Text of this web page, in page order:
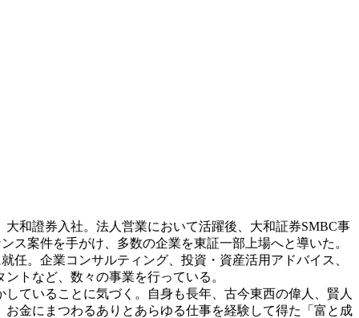
和證券入社。法人営業において活躍後、大和証券SMBC事
案件を手がけ、多数の企業を東証一部上場へと導いた。
任。企業コンサルティング、投資・資産活用アドバイス、
トなど、数々の事業を行っている。
ていることに気づく。自身も長年、古今東西の偉人、賢人
金にまつわるありとあらゆる仕事を経験して得た「富と成